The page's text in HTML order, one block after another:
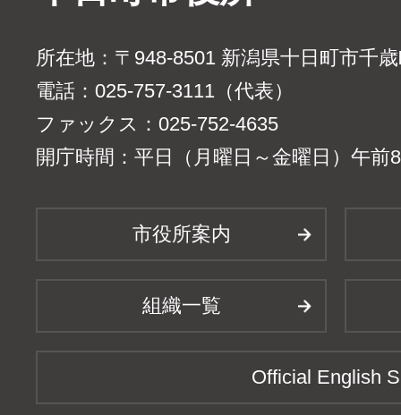
所在地：〒948-8501 新潟県十日町市千
電話：025-757-3111（代表）
ファックス：025-752-4635
開庁時間：平日（月曜日～金曜日）午前
市役所案内
組織一覧
Official English